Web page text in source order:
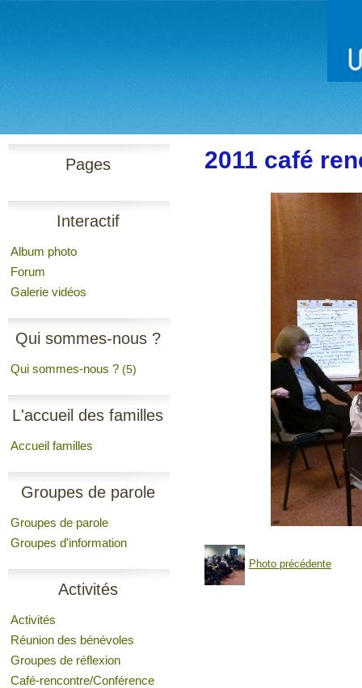
Pages
Interactif
Album photo
Forum
Galerie vidéos
Qui sommes-nous ?
Qui sommes-nous ? (5)
L'accueil des familles
Accueil familles
Groupes de parole
Groupes de parole
Groupes d'information
Activités
Activités
Réunion des bénévoles
Groupes de réflexion
Café-rencontre/Conférence
2011 café
Photo précédente